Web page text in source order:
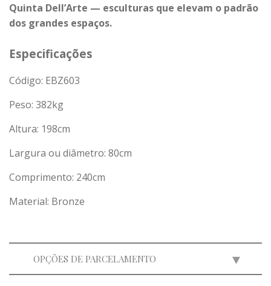
Quinta Dell’Arte — esculturas que elevam o padrão
dos grandes espaços.
Especificações
Código: EBZ603
Peso: 382kg
Altura: 198cm
Largura ou diâmetro: 80cm
Comprimento: 240cm
Material: Bronze
OPÇÕES DE PARCELAMENTO